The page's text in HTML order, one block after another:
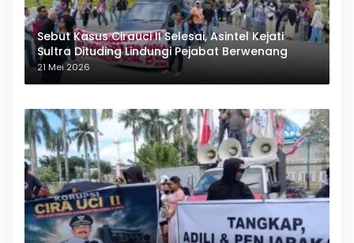
Sebut Kasus Cirauci II Selesai, Asintel Kejati
Sultra Dituding Lindungi Pejabat Berwenang
21 Mei 2026